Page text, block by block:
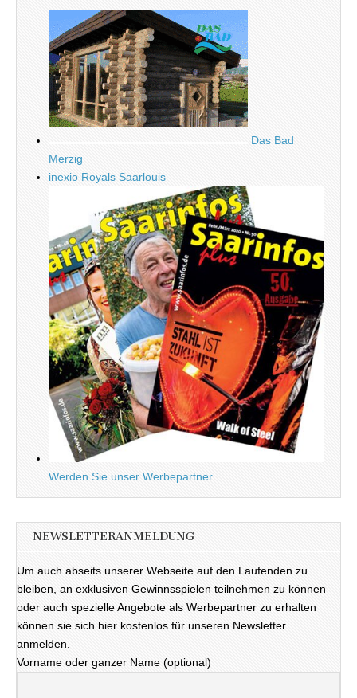
Das Bad
Merzig
inexio Royals Saarlouis
Werden Sie unser Werbepartner
NEWSLETTERANMELDUNG
Um auch abseits unserer Webseite auf den Laufenden zu
bleiben, an exklusiven Gewinnsspielen teilnehmen zu können
oder auch spezielle Angebote als Werbepartner zu erhalten
können sie sich hier kostenlos für unseren Newsletter
anmelden.
Vorname oder ganzer Name (optional)